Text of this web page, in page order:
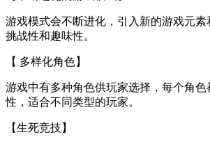
游戏模式会不断进化，引入新的游戏元
挑战性和趣味性。
【 多样化角色】
游戏中有多种角色供玩家选择，每个角
性，适合不同类型的玩家。
【生死竞技】